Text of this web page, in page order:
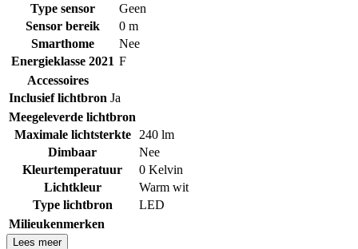
Type sensor
Geen
Sensor bereik
0 m
Smarthome
Nee
Energieklasse 2021 F
Accessoires
Inclusief lichtbron Ja
Meegeleverde lichtbron
Maximale lichtsterkte
240 lm
Dimbaar
Nee
Kleurtemperatuur
0 Kelvin
Lichtkleur
Warm wit
Type lichtbron
LED
Milieukenmerken
Lees meer